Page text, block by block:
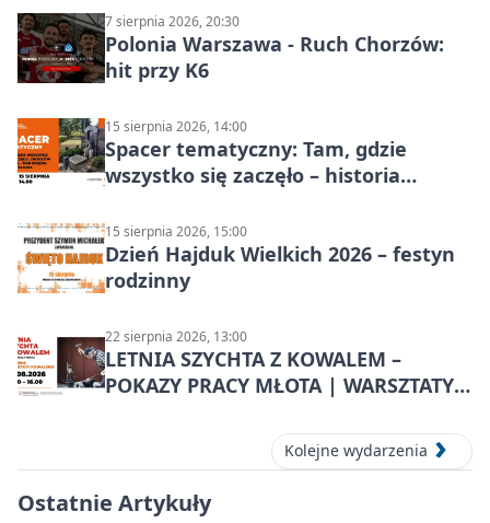
7 sierpnia 2026, 20:30
Polonia Warszawa - Ruch Chorzów:
hit przy K6
15 sierpnia 2026, 14:00
Spacer tematyczny: Tam, gdzie
wszystko się zaczęło – historia
15 sierpnia 2026, 15:00
Dzień Hajduk Wielkich 2026 – festyn
rodzinny
22 sierpnia 2026, 13:00
LETNIA SZYCHTA Z KOWALEM –
POKAZY PRACY MŁOTA | WARSZTATY
Kolejne wydarzenia
Ostatnie Artykuły